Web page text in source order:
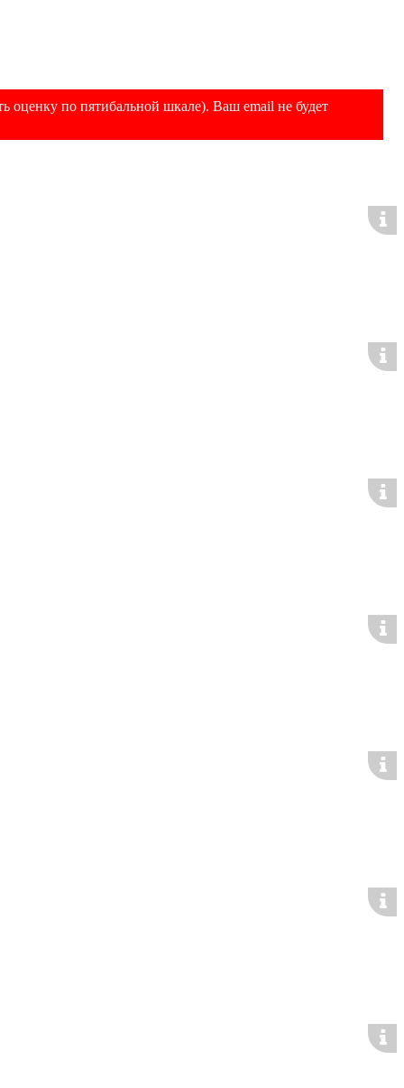
оценку по пятибальной шкале). Ваш email не будет